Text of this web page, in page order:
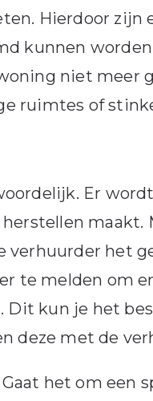
Hierdoor zijn
kunnen
niet meer
ruimtes of
Er
maakt.
verhuurder het
te melden om
Dit kun je het
deze met de
het om een